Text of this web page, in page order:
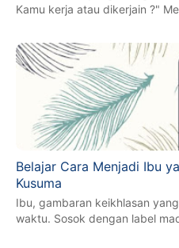
Kamu kerja atau dikerjain ?"
Belajar Cara Menjadi Ibu
Kusuma
Ibu, gambaran keikhlasan
waktu. Sosok dengan label